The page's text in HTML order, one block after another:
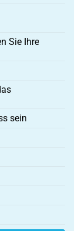
Sie Ihre
sein